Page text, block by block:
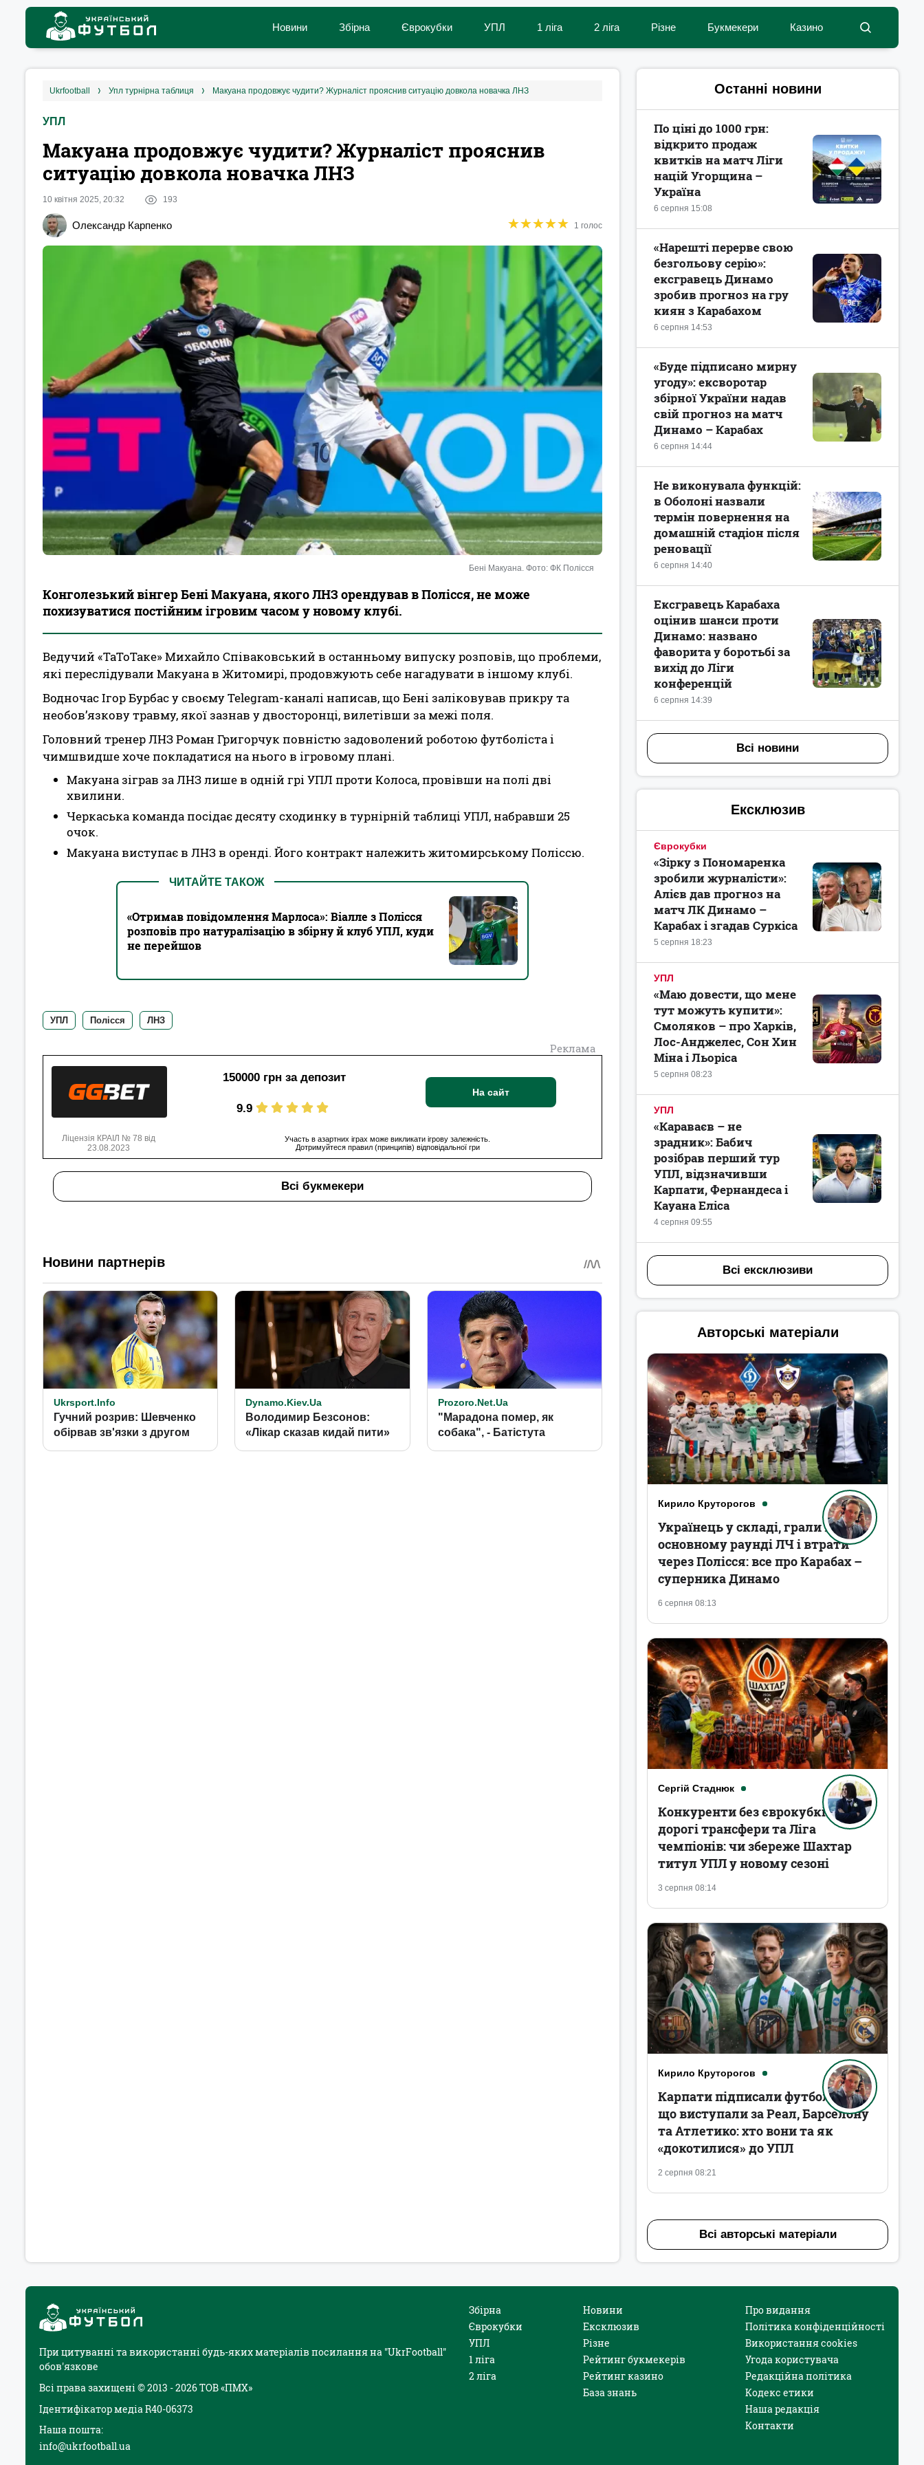
Новини Збірна Єврокубки УПЛ 1 ліга 2 ліга Різне Букмекери Казино
ukrfootball упл турнірна таблиця Макуана продовжує чудити? Журналіст прояснив ситуацію довкола новачка ЛНЗ
УПЛ
Макуана продовжує чудити? Журналіст прояснив
ситуацію довкола новачка ЛНЗ
10 квітня 2025, 20:32 193
Олександр Карпенко ★★★★★
★★★★★ 1 голос
Бені Макуана. Фото: ФК Полісся
Конголезький вінгер Бені Макуана, якого ЛНЗ орендував в Полісся, не може
похизуватися постійним ігровим часом у новому клубі.
Ведучий «ТаТоТаке» Михайло Співаковський в останньому випуску розповів, що проблеми,
які переслідували Макуана в Житомирі, продовжують себе нагадувати в іншому клубі.
Водночас Ігор Бурбас у своєму Telegram-каналі написав, що Бені заліковував прикру та
необовʼязкову травму, якої зазнав у двосторонці, вилетівши за межі поля.
Головний тренер ЛНЗ Роман Григорчук повністю задоволений роботою футболіста і
чимшвидше хоче покладатися на нього в ігровому плані.
Макуана зіграв за ЛНЗ лише в одній грі УПЛ проти Колоса, провівши на полі дві
хвилини.
Черкаська команда посідає десяту сходинку в турнірній таблиці УПЛ, набравши 25
очок.
Макуана виступає в ЛНЗ в оренді. Його контракт належить житомирському Поліссю.
ЧИТАЙТЕ ТАКОЖ
«Отримав повідомлення Марлоса»: Віалле з Полісся
розповів про натуралізацію в збірну й клуб УПЛ, куди
не перейшов
УПЛ Полісся ЛНЗ
Реклама
150000 грн за депозит
9.9
На сайт
Ліцензія КРАІЛ № 78 від
23.08.2023
Участь в азартних іграх може викликати ігрову залежність.
Дотримуйтеся правил (принципів) відповідальної гри
Всі букмекери
Останні новини
6 серпня 15:08
По ціні до 1000 грн:
відкрито продаж
квитків на матч Ліги
націй Угорщина –
Україна
6 серпня 14:53
«Нарешті перерве свою
безгольову серію»:
ексгравець Динамо
зробив прогноз на гру
киян з Карабахом
6 серпня 14:44
«Буде підписано мирну
угоду»: ексворотар
збірної України надав
свій прогноз на матч
Динамо – Карабах
6 серпня 14:40
Не виконувала функцій:
в Оболоні назвали
термін повернення на
домашній стадіон після
реновації
6 серпня 14:39
Ексгравець Карабаха
оцінив шанси проти
Динамо: названо
фаворита у боротьбі за
вихід до Ліги
конференцій
Всі новини
Ексклюзив
Єврокубки
5 серпня 18:23
«Зірку з Пономаренка
зробили журналісти»:
Алієв дав прогноз на
матч ЛК Динамо –
Карабах і згадав Суркіса
УПЛ
5 серпня 08:23
«Маю довести, що мене
тут можуть купити»:
Смоляков – про Харків,
Лос-Анджелес, Сон Хин
Міна і Льоріса
УПЛ
4 серпня 09:55
«Караваєв – не
зрадник»: Бабич
розібрав перший тур
УПЛ, відзначивши
Карпати, Фернандеса і
Кауана Еліса
Всі ексклюзиви
Авторські матеріали
Кирило Круторогов
6 серпня 08:13
Українець у складі, грали в
основному раунді ЛЧ і втрати
через Полісся: все про Карабах –
суперника Динамо
Сергій Стаднюк
3 серпня 08:14
Конкуренти без єврокубків,
дорогі трансфери та Ліга
чемпіонів: чи збереже Шахтар
титул УПЛ у новому сезоні
Кирило Круторогов
2 серпня 08:21
Карпати підписали футболістів,
що виступали за Реал, Барселону
та Атлетико: хто вони та як
«докотилися» до УПЛ
Всі авторські матеріали
При цитуванні та використанні будь-яких матеріалів посилання на "UkrFootball"
обов'язкове
Всі права захищені © 2013 - 2026 ТОВ «ПМХ»
Ідентифікатор медіа R40-06373
Наша пошта:
info@ukrfootball.ua
Збірна
Єврокубки
УПЛ
1 ліга
2 ліга
Новини
Ексклюзив
Різне
Рейтинг букмекерів
Рейтинг казино
База знань
Про видання
Політика конфіденційності
Використання cookies
Угода користувача
Редакційна політика
Кодекс етики
Наша редакція
Контакти